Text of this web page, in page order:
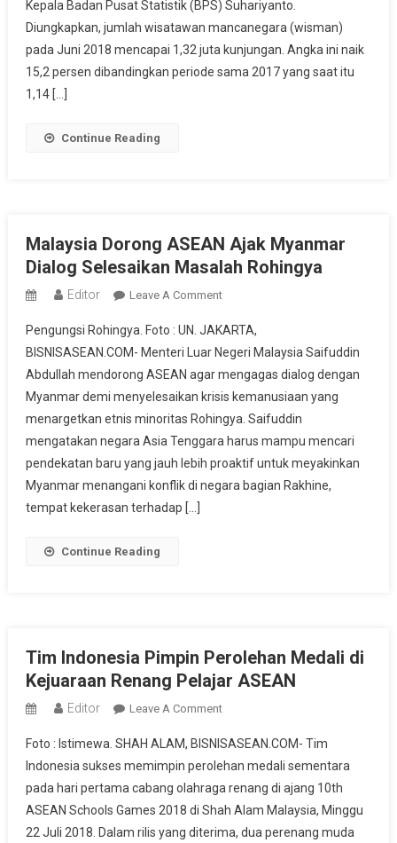
Terbanyak
Ke
Indonesia
Kepala Badan Pusat Statistik (BPS) Suhariyanto.
Diungkapkan, jumlah wisatawan mancanegara (wisman)
pada Juni 2018 mencapai 1,32 juta kunjungan. Angka ini naik
15,2 persen dibandingkan periode sama 2017 yang saat itu
1,14 […]
Continue Reading
Malaysia Dorong ASEAN Ajak Myanmar
Dialog Selesaikan Masalah Rohingya
Editor Leave A CommentOn
Dorong
ASEAN
Ajak
Myanmar
Dialog
Selesaikan
Masalah
Rohingya
Pengungsi Rohingya. Foto : UN. JAKARTA,
BISNISASEAN.COM- Menteri Luar Negeri Malaysia Saifuddin
Abdullah mendorong ASEAN agar mengagas dialog dengan
Myanmar demi menyelesaikan krisis kemanusiaan yang
menargetkan etnis minoritas Rohingya. Saifuddin
mengatakan negara Asia Tenggara harus mampu mencari
pendekatan baru yang jauh lebih proaktif untuk meyakinkan
Myanmar menangani konflik di negara bagian Rakhine,
tempat kekerasan terhadap […]
Continue Reading
Tim Indonesia Pimpin Perolehan Medali di
Kejuaraan Renang Pelajar ASEAN
Editor Leave A CommentOn
Indonesia
Pimpin
Perolehan
Medali
Di
Foto : Istimewa. SHAH ALAM, BISNISASEAN.COM- Tim
Indonesia sukses memimpin perolehan medali sementara
pada hari pertama cabang olahraga renang di ajang 10th
ASEAN Schools Games 2018 di Shah Alam Malaysia, Minggu
22 Juli 2018. Dalam rilis yang diterima, dua perenang muda